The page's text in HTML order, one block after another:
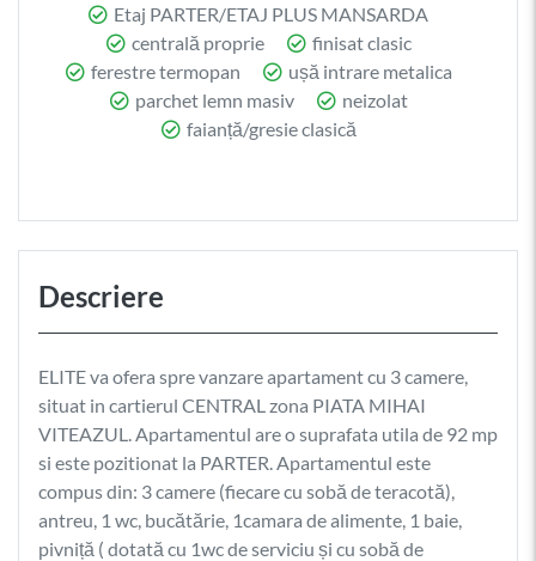
Etaj PARTER/ETAJ PLUS MANSARDA
centrală proprie
finisat clasic
ferestre termopan
ușă intrare metalica
parchet lemn masiv
neizolat
faianță/gresie clasică
Descriere
ELITE va ofera spre vanzare apartament cu 3 camere,
situat in cartierul CENTRAL zona PIATA MIHAI
VITEAZUL. Apartamentul are o suprafata utila de 92 mp
si este pozitionat la PARTER. Apartamentul este
compus din: 3 camere (fiecare cu sobă de teracotă),
antreu, 1 wc, bucătărie, 1camara de alimente, 1 baie,
pivniță ( dotată cu 1wc de serviciu și cu sobă de